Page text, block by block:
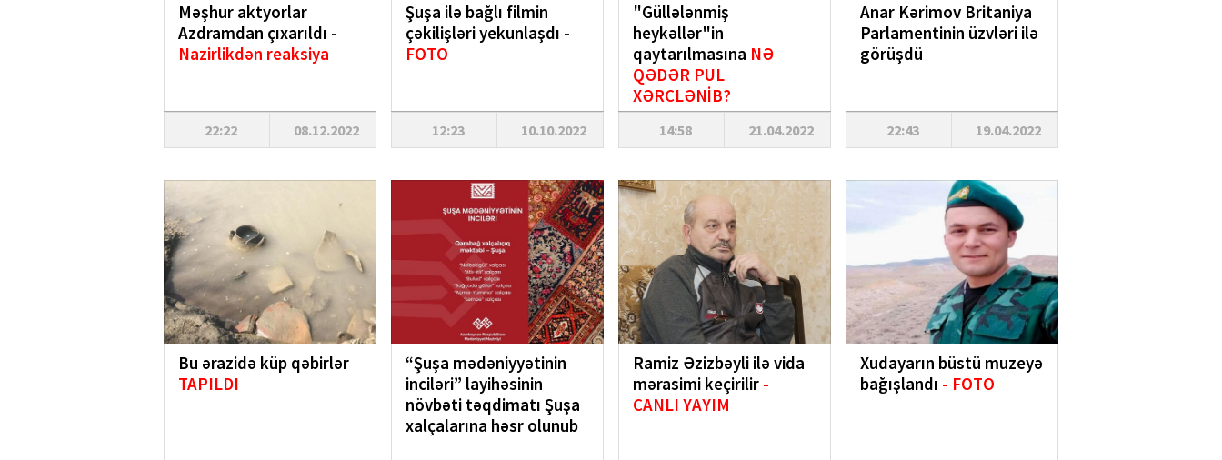
Məşhur aktyorlar
Azdramdan çıxarıldı -
Nazirlikdən reaksiya
22:22 08.12.2022
Şuşa ilə bağlı filmin
çəkilişləri yekunlaşdı -
FOTO
12:23 10.10.2022
"Güllələnmiş
heykəllər"in
qaytarılmasına NƏ
QƏDƏR PUL
XƏRCLƏNİB?
14:58 21.04.2022
Anar Kərimov Britaniya
Parlamentinin üzvləri ilə
görüşdü
22:43 19.04.2022
Bu ərazidə küp qəbirlər
TAPILDI
“Şuşa mədəniyyətinin
inciləri” layihəsinin
növbəti təqdimatı Şuşa
xalçalarına həsr olunub
Ramiz Əzizbəyli ilə vida
mərasimi keçirilir -
CANLI YAYIM
Xudayarın büstü muzeyə
bağışlandı - FOTO